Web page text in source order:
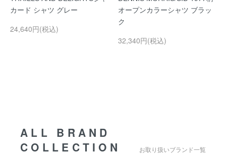
カード シャツ グレー
24,640円(税込)
オープンカラーシャツ ブラッ
ク
32,340円(税込)
ALL BRAND
COLLECTION
お取り扱いブランド一覧